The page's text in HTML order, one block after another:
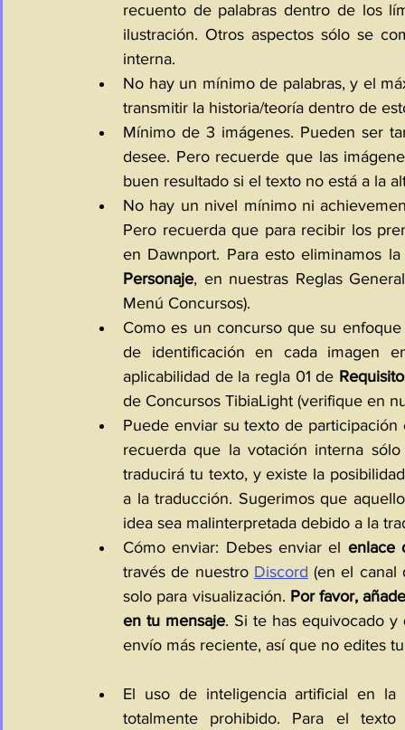
recuento de palabras dentro de los
ilustración. Otros aspectos sólo se
interna.
No hay un mínimo de palabras, y el
transmitir la historia/teoría dentro de
Mínimo de 3 imágenes. Pueden ser
desee. Pero recuerde que las
buen resultado si el texto no está a la
No hay un nivel mínimo ni
Pero recuerda que para recibir los
en Dawnport. Para esto eliminamos
Personaje, en nuestras Reglas
Menú Concursos).
Como es un concurso que su
de identificación en cada imagen
aplicabilidad de la regla 01 de
de Concursos TibiaLight (verifique en
Puede enviar su texto de
recuerda que la votación interna
traducirá tu texto, y existe la
a la traducción. Sugerimos que
idea sea malinterpretada debido a la
Cómo enviar: Debes enviar el enlace
través de nuestro Discord (en el canal
solo para visualización. Por favor,
en tu mensaje. Si te has equivocado
envío más reciente, así que no edites
El uso de inteligencia artificial en la